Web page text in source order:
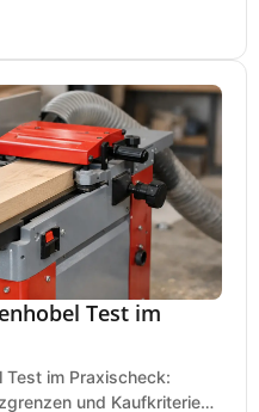
Test im
Test im Praxischeck:
und Kaufkriterien